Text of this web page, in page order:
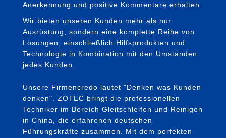
Anerkennung und positive Kommentare erhalten.
Wir bieten unseren Kunden mehr als nur
Ausrüstung, sondern eine komplette Reihe von
Lösungen, einschließlich Hilfsprodukten und
Technologie in Kombination mit den Umständen
jedes Kunden.
Unsere Firmencredo lautet "Denken was Kunden
denken". ZOTEC bringt die professionellen
Techniker im Bereich Gleitschleifen und Reinigen
in China, die erfahrenen deutschen
Führungskräfte zusammen. Mit dem perfekten